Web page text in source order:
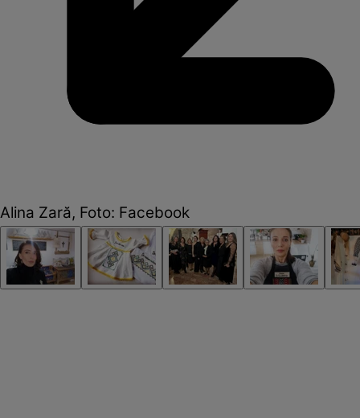
Alina Zară, Foto: Facebook